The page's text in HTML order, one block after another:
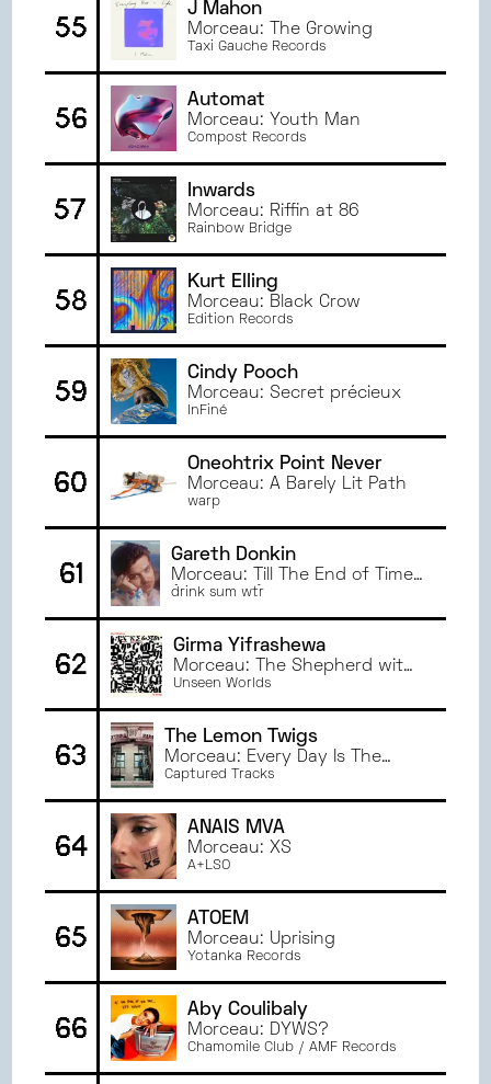
55
J Mahon
Morceau: The Growing
Taxi Gauche Records
56
Automat
Morceau: Youth Man
Compost Records
57
Inwards
Morceau: Riffin at 86
Rainbow Bridge
58
Kurt Elling
Morceau: Black Crow
Edition Records
59
Cindy Pooch
Morceau: Secret précieux
InFiné
60
Oneohtrix Point Never
Morceau: A Barely Lit Path
warp
61
Gareth Donkin
Morceau: Till The End of Time
(Night Sky)
drink sum wtr
62
Girma Yifrashewa
Morceau: The Shepherd with
the Flute
Unseen Worlds
63
The Lemon Twigs
Morceau: Every Day Is The
Worst Day Of My Life
Captured Tracks
64
ANAÏS MVA
Morceau: XS
A+LSO
65
ATOEM
Morceau: Uprising
Yotanka Records
66
Aby Coulibaly
Morceau: DYWS?
Chamomile Club / AMF Records